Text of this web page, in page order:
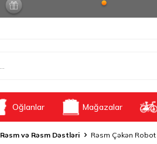
Oğlanlar Mağazalar
Rəsm və Rəsm Dəstləri Rəsm Çəkən